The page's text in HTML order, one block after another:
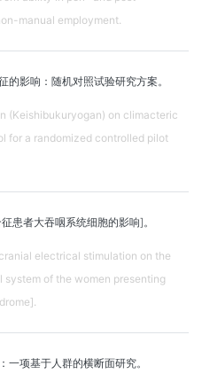
manual employment.
的影响：随机对照试验研究方案。
(Keishibukuryogan) on climacteric
for a randomized controlled pilot
患者大吞咽系统细胞的影响]。
electrical stimulation on the
system of the women presenting
一项基于人群的横断面研究。